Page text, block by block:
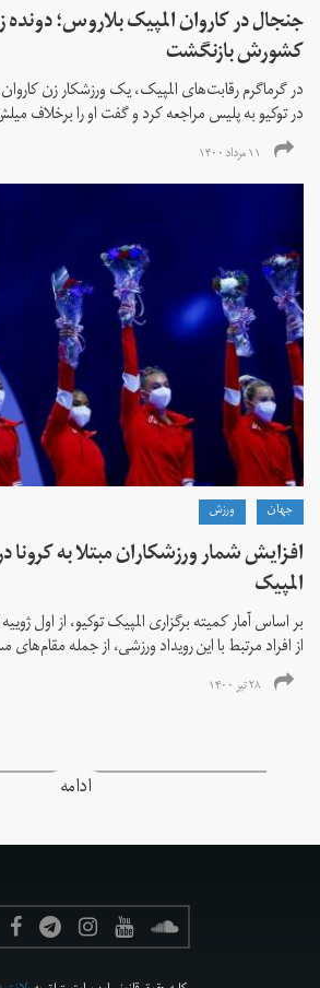
جنجال در کاروان المپیک بلاروس؛
کشورش بازنگشت
در گرماگرم رقابت‌های المپیک، یک ورزشکار زن
در توکیو به پلیس مراجعه کرد و گفت او را برخلاف
۱۱ مرداد ۱۴۰۰
جهان ورزش
افزایش شمار ورزشکاران مبتلا به کرونا
المپیک
از افراد مرتبط با این رویداد ورزشی، از جمله
۲۸ تیر ۱۴۰۰
ادامه